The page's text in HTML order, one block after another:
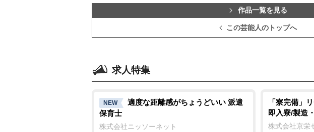
作品一覧を見る
この芸能人のトップへ
求人特集
NEW
適度な距離感がちょうどいい 派遣
保育士
株式会社ニッソーネット
「寮完備」
即入寮/製造
株式会社京栄